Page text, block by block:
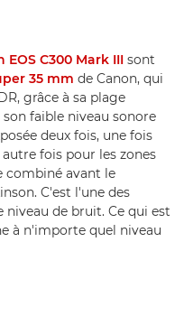
EOS C300 Mark III sont
35 mm de Canon, qui
grâce à sa plage
faible niveau sonore
deux fois, une fois
fois pour les zones
combiné avant le
C'est l'une des
de bruit. Ce qui est
à n'importe quel niveau